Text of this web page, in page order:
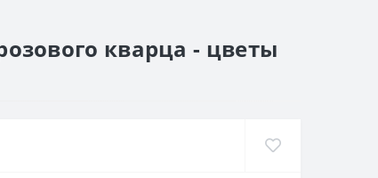
кварца - цветы